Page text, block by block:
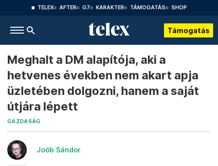
TELEX AFTER G7 KARAKTER TÁMOGATÁS SHOP
Támogatás
Meghalt a DM alapítója, aki a
hetvenes években nem akart apja
üzletében dolgozni, hanem a saját
útjára lépett
GAZDASÁG
Joób Sándor